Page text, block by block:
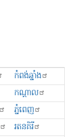
កំពង់ឆ្នាំង
កណ្ដាល
ភ្នំពេញ
រតនគិរី